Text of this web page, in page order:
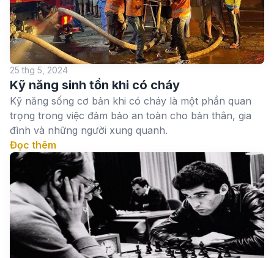
25 thg 5, 2024
Kỹ năng sinh tồn khi có cháy
Kỹ năng sống cơ bản khi có cháy là một phần quan
trọng trong việc đảm bảo an toàn cho bản thân, gia
đình và những người xung quanh.
Đọc thêm